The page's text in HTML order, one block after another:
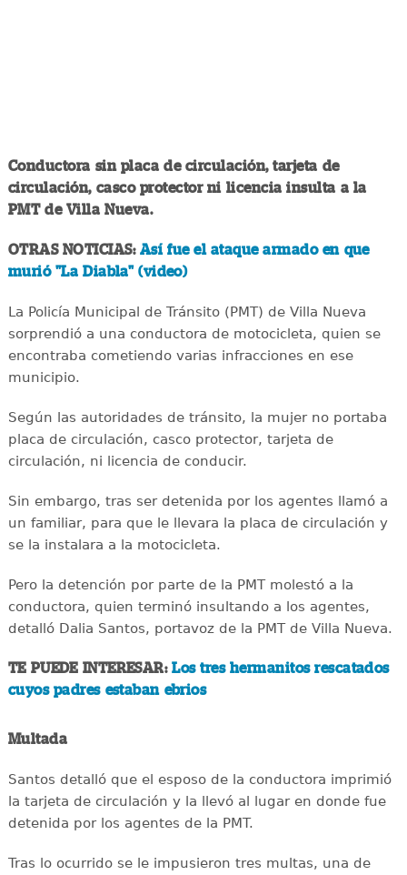
Conductora sin placa de circulación, tarjeta de
circulación, casco protector ni licencia insulta a la
PMT de Villa Nueva.
OTRAS NOTICIAS: Así fue el ataque armado en que
murió "La Diabla" (video)
La Policía Municipal de Tránsito (PMT) de Villa Nueva
sorprendió a una conductora de motocicleta, quien se
encontraba cometiendo varias infracciones en ese
municipio.
Según las autoridades de tránsito, la mujer no portaba
placa de circulación, casco protector, tarjeta de
circulación, ni licencia de conducir.
Sin embargo, tras ser detenida por los agentes llamó a
un familiar, para que le llevara la placa de circulación y
se la instalara a la motocicleta.
Pero la detención por parte de la PMT molestó a la
conductora, quien terminó insultando a los agentes,
detalló Dalia Santos, portavoz de la PMT de Villa Nueva.
TE PUEDE INTERESAR:Los tres hermanitos rescatados
cuyos padres estaban ebrios
Multada
Santos detalló que el esposo de la conductora imprimió
la tarjeta de circulación y la llevó al lugar en donde fue
detenida por los agentes de la PMT.
Tras lo ocurrido se le impusieron tres multas, una de